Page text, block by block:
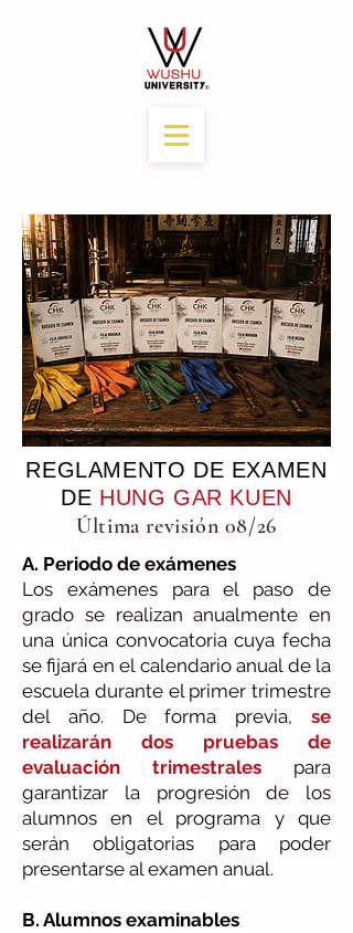
REGLAMENTO DE EXAMEN
DE HUNG GAR KUEN
Última revisión 08/26
A. Periodo de exámenes
Los exámenes para el paso de
grado se realizan anualmente en
una única convocatoria cuya fecha
se fijará en el calendario anual de la
escuela durante el primer trimestre
del año. De forma previa, se
realizarán dos pruebas de
evaluación trimestrales para
garantizar la progresión de los
alumnos en el programa y que
serán obligatorias para poder
presentarse al examen anual.
B. Alumnos examinables